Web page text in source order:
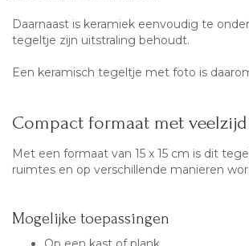
Daarnaast is keramiek eenvoudig te
tegeltje zijn uitstraling behoudt.
Een keramisch tegeltje met foto is
Compact formaat met
Met een formaat van 15 x 15 cm is dit
ruimtes en op verschillende manieren
Mogelijke toepassingen